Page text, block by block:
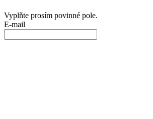
Vyplňte prosím povinné pole.
E-mail